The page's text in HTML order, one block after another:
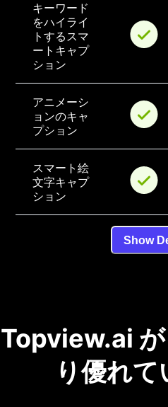
キーワード
をハイライ
トするスマ
ートキャプ
ション
アニメーシ
ョンのキャ
プション
スマート絵
文字キャプ
ション
Show
Topview.ai
り優れ